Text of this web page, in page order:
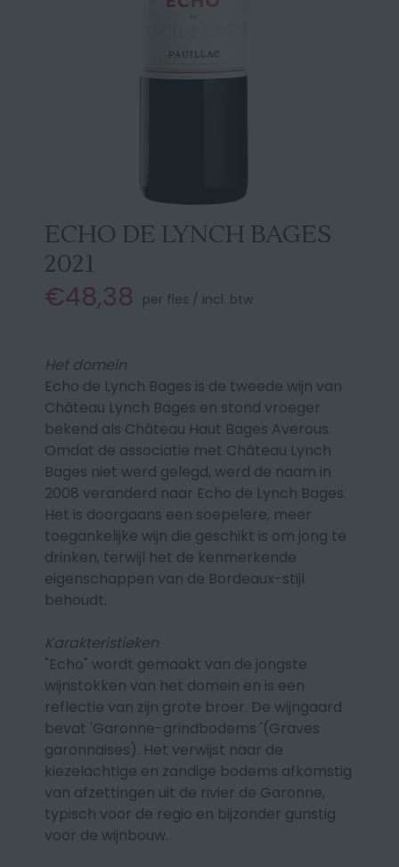
ECHO DE LYNCH BAGES
2021
€48,38 per fles / incl. btw
Het domein
Echo de Lynch Bages is de tweede wijn van
Château Lynch Bages en stond vroeger
bekend als Château Haut Bages Averous.
Omdat de associatie met Château Lynch
Bages niet werd gelegd, werd de naam in
2008 veranderd naar Echo de Lynch Bages.
Het is doorgaans een soepelere, meer
toegankelijke wijn die geschikt is om jong te
drinken, terwijl het de kenmerkende
eigenschappen van de Bordeaux-stijl
behoudt.
Karakteristieken
"Echo" wordt gemaakt van de jongste
wijnstokken van het domein en is een
reflectie van zijn grote broer. De wijngaard
bevat 'Garonne-grindbodems '(Graves
garonnaises). Het verwijst naar de
kiezelachtige en zandige bodems afkomstig
van afzettingen uit de rivier de Garonne,
typisch voor de regio en bijzonder gunstig
voor de wijnbouw.